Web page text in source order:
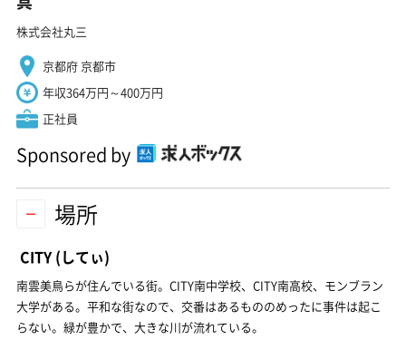
株式会社丸三
京都府 京都市
年収364万円～400万円
正社員
Sponsored by
場所
CITY(してぃ)
南雲美鳥らが住んでいる街。CITY南中学校、CITY南高校、モンブラン
大学がある。平和な街なので、交番はあるもののめったに事件は起こ
らない。緑が豊かで、大きな川が流れている。